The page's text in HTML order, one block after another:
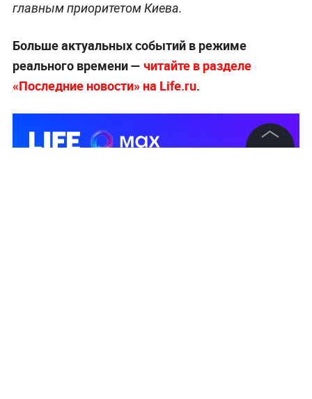
главным приоритетом Киева.
Больше актуальных событий в режиме
реального времени — читайте в разделе
«Последние новости» на Life.ru.